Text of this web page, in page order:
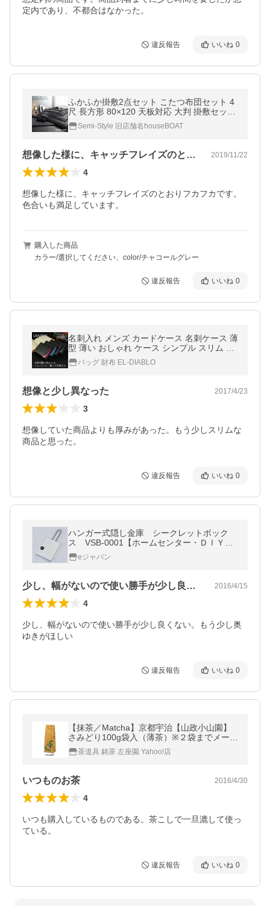
定内であり、不都合はなかった。
違反報告 いいね 0
ふかふか掛敷2点セット こたつ布団セット 4
尺 長方形 80×120 天板対応 大判 掛敷セット
激安 セール 厚手 厚掛け p1
Semi-Style 旧店舗名houseBOAT
想像した様に、キャッチフレイズのとおり… 2019/11/22
4
想像した様に、キャッチフレイズのとおりフカフカです。
色合いも満足しています。
購入した商品
カラー/選択してください、color/チャコールグレー
違反報告 いいね 0
名刺入れ メンズ カードケース 名刺ケース 薄
型 薄い おしゃれ ケース シンプル スリム 取
り出しやすい 二つ折り カード入れ ブランド
DIABLO KA-1043 mlb
バッグ 財布 EL-DIABLO
想像と少し異なった 2017/4/23
3
想像していた商品よりも厚みがあった。もう少しスリムな
商品と思った。
違反報告 いいね 0
ハンガー式隠し金庫 シークレットボック
ス VSB-0001【ホームセンター・ＤＩＹ
館】eジャパン
少し、幅がないので使い勝手が少し良くな… 2016/4/15
4
少し、幅がないので使い勝手が少し良くない。もう少し奥
ゆきがほしい
違反報告 いいね 0
【抹茶／Matcha】京都宇治【山政小山園】
さみどり100g袋入（薄茶）※２袋までメール
便可茶道具 銘茶 左座園 Yahoo!店
いつものお茶 2016/4/30
4
いつも購入しているものである。茶こしで一旦漉して使っ
ている。
違反報告 いいね 0